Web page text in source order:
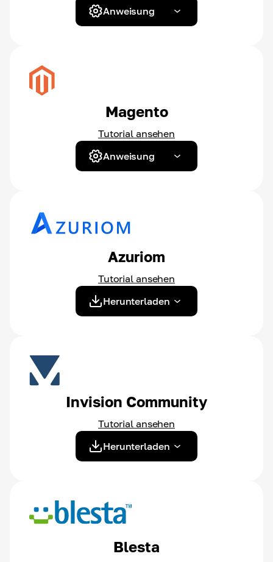
Anweisung
Magento
Tutorial ansehen
Anweisung
Azuriom
Tutorial ansehen
Herunterladen
Invision Community
Tutorial ansehen
Herunterladen
Blesta